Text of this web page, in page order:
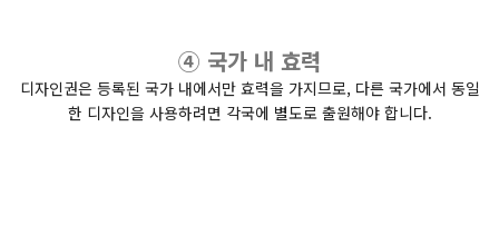
④ 국가 내 효력
디자인권은 등록된 국가 내에서만 효력을 가지므로, 다른 국가에서 동일
한 디자인을 사용하려면 각국에 별도로 출원해야 합니다.